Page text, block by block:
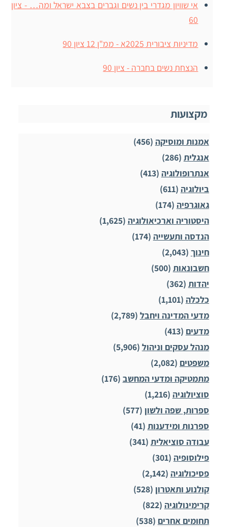
אי שוויון מגדרי בין נשים וגברים בצבא ישראל ומה… - ציון
60
מדיניות ציבורית 2025א - ממ"ן 12 ציון 90
הנצחת נשים בחברה - ציון 90
מקצועות
אמנות ומוסיקה (456)
אנגלית (286)
אנתרופולוגיה (413)
ביולוגיה (611)
גאוגרפיה (174)
היסטוריה וארכיאולוגיה (1,625)
הנדסה ותעשייה (174)
חינוך (2,043)
חשבונאות (500)
יהדות (362)
כלכלה (1,101)
מדעי המדינה ויחבל (2,789)
מדעים (413)
מנהל עסקים וניהול (5,906)
משפטים (2,082)
מתמטיקה ומדעי המחשב (176)
סוציולוגיה (1,216)
ספרות, שפה ולשון (577)
ספרנות ומידענות (41)
עבודה סוציאלית (341)
פילוסופיה (301)
פסיכולוגיה (2,142)
קולנוע ותאטרון (528)
קרימינולוגיה (822)
תחומים אחרים (538)